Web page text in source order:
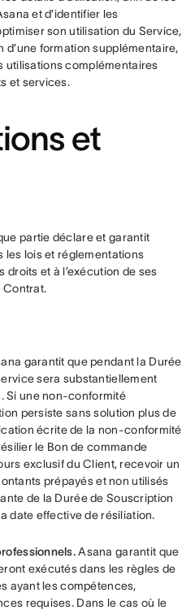
et d’identifier les
son utilisation du Service,
d’une formation supplémentaire,
utilisations complémentaires
et services.
et
partie déclare et garantit
les lois et réglementations
droits et à l’exécution de ses
Contrat.
garantit que pendant la Durée
sera substantiellement
Si une non-conformité
persiste sans solution plus de
écrite de la non-conformité
le Bon de commande
exclusif du Client, recevoir un
prépayés et non utilisés
de la Durée de Souscription
date effective de résiliation.
Asana garantit que
exécutés dans les règles de
ayant les compétences,
requises. Dans le cas où le